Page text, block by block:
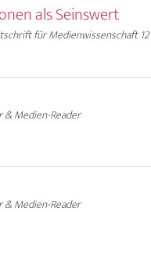
als Seinswert
für Medienwissenschaft 12
& Medien-Reader
& Medien-Reader